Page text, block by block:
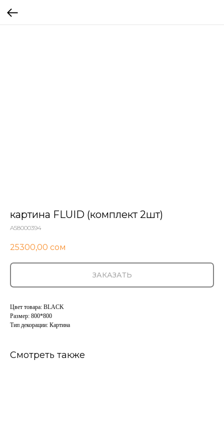
картина FLUID (комплект 2шт)
A58000394
25300,00 сом
ЗАКАЗАТЬ
Цвет товара: BLACK
Размер: 800*800
Тип декорации: Картина
Смотреть также